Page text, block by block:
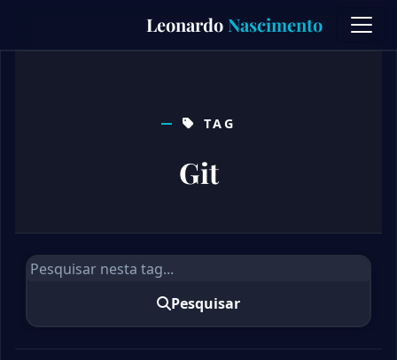
content
Leonardo Nascimento
TAG
Git
Pesquisar